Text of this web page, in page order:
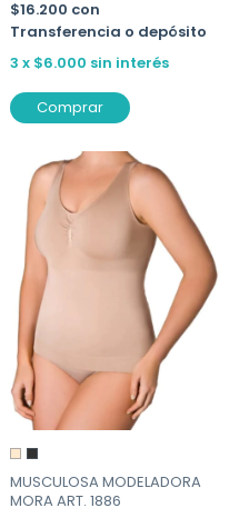
$16.200 con
Transferencia o depósito
3 x $6.000 sin interés
Comprar
MUSCULOSA MODELADORA
MORA ART. 1886